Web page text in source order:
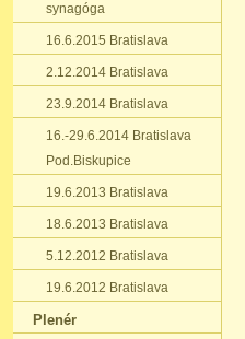
synagóga
16.6.2015 Bratislava
2.12.2014 Bratislava
23.9.2014 Bratislava
16.-29.6.2014 Bratislava
Pod.Biskupice
19.6.2013 Bratislava
18.6.2013 Bratislava
5.12.2012 Bratislava
19.6.2012 Bratislava
Plenér